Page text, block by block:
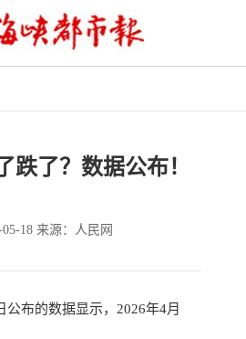
跌了？数据公布！
05-18 来源：人民网
公布的数据显示，2026年4月